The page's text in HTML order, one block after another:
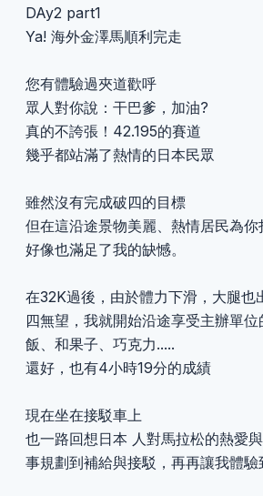
DAy2 part1
Ya! 海外金澤馬順利完走
您有體驗過夾道歡呼
眾人對你說：干巴爹，加油?
真的不誇張！42.195的賽道
幾乎都站滿了熱情的日本民眾
雖然沒有完成破四的目標
但在這沿途景物美麗、熱情居民為你
好像也滿足了我的缺憾。
在32K過後，由於體力下滑，大腿也
四無望，我就開始沿途享受主辦單
飯、和果子、巧克力.....
還好，也有4小時19分的成績
現在坐在接駁車上
也一路回想日本 人對馬拉松的熱愛
事規劃到補給與接駁，再再讓我體驗